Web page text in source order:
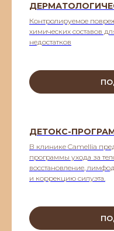
Контролируемое
химических составов
недостатков
ДЕТОКС-
В клинике Camellia
программы ухода за
восстановление,
и коррекцию силуэта.